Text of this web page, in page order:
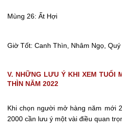
Mùng 26: Ất Hợi
Giờ Tốt: Canh Thìn, Nhâm Ngọ, Quý
V. NHỮNG LƯU Ý KHI XEM TUỔI
THÌN NĂM 2022
Khi chọn người mở hàng năm mới
2000 cần lưu ý một vài điều quan